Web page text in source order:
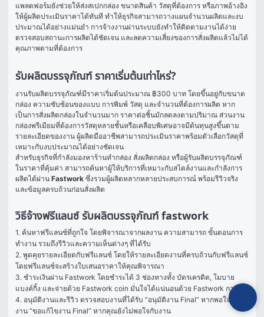
แพลตฟอร์มยังช่วยให้ส่งสเปกกล่อง ขนาดสินค้า วัสดุที่ต้องการ หรือภาพอ้างอิง
ให้ผู้ผลิตประเมินราคาได้ทันที ทำให้ธุรกิจสามารถวางแผนจำนวนผลิตและงบ
ประมาณได้อย่างแม่นยำ การจ้างงานผ่านระบบยังทำให้ติดตามงานได้ง่าย
ตรวจสอบสถานะการผลิตได้ชัดเจน และลดความเสี่ยงของการสั่งผลิตแล้วไม่ได้
คุณภาพตามที่ต้องการ
รับผลิตบรรจุภัณฑ์ ราคาเริ่มต้นเท่าไหร่?
งานรับผลิตบรรจุภัณฑ์มีราคาเริ่มต้นประมาณ ฿300 บาท โดยขึ้นอยู่กับขนาด
กล่อง ความซับซ้อนของแบบ การพิมพ์ วัสดุ และจำนวนที่ต้องการผลิต หาก
เป็นการสั่งผลิตกล่องในจำนวนมาก ราคาต่อชิ้นมักลดลงตามปริมาณ ส่วนงาน
กล่องพรีเมียมที่ต้องการวัสดุหลายชั้นหรือเคลือบพิเศษอาจมีต้นทุนสูงขึ้นตาม
รายละเอียดของงาน ผู้ผลิตมืออาชีพสามารถประเมินราคาพร้อมตัวเลือกวัสดุที่
เหมาะกับงบประมาณได้อย่างชัดเจน
สำหรับธุรกิจที่กำลังมองหาร้านทำกล่อง สั่งผลิตกล่อง หรือผู้รับผลิตบรรจุภัณฑ์
ในราคาที่คุ้มค่า สามารถค้นหาผู้ให้บริการที่เหมาะกับสไตล์งานและกำลังการ
ผลิตได้ผ่าน Fastwork ซึ่งรวมผู้ผลิตหลากหลายประสบการณ์ พร้อมรีวิวจริง
และข้อมูลครบถ้วนก่อนสั่งผลิต
วิธีจ้างฟรีแลนซ์ รับผลิตบรรจุภัณฑ์ fastwork
1. ค้นหาฟรีแลนซ์ที่ถูกใจ โดยพิจารณาจากผลงาน ความสามารถ ขั้นตอนการ
ทำงาน รวมถึงรีวิวและความเห็นต่างๆ ที่ได้รับ
2. พูดคุยรายละเอียดกับฟรีแลนซ์ โดยให้รายละเอียดงานที่ครบถ้วนกับฟรีแลนซ์
โดยฟรีแลนซ์จะสร้างใบเสนอราคาให้คุณพิจารณา
3. ชำระเงินผ่าน Fastwork โดยชำระได้ 3 ช่องทางทั้ง บัตรเครดิต, โมบาย
แบงค์กิ้ง และจ่ายด้วย Fastwork coin มั่นใจได้แน่นอนด้วย Fastwork การันตี
4. อนุมัติงานและรีวิว ตรวจสอบงานที่ได้รับ “อนุมัติงาน Final” หากพอใจในผล
งาน “ขอแก้ไขงาน Final” หากคุณยังไม่พอใจกับงาน